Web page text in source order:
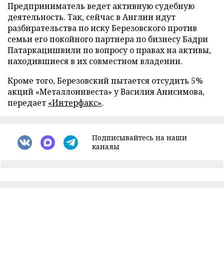
Предприниматель ведет активную судебную
деятельность. Так, сейчас в Англии идут
разбирательства по иску Березовского против
семьи его покойного партнера по бизнесу Бадри
Патаркацишвили по вопросу о правах на активы,
находившиеся в их совместном владении.
Кроме того, Березовский пытается отсудить 5%
акций «Металлоинвеста» у Василия Анисимова,
передает «Интерфакс».
Подписывайтесь на наши
каналы